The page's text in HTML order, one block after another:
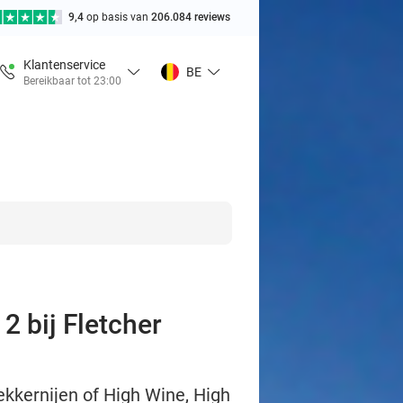
9,4 op basis van 206.084 reviews
Klantenservice
Bereikbaar tot 23:00
BE
2 bij Fletcher
of High Wine, High